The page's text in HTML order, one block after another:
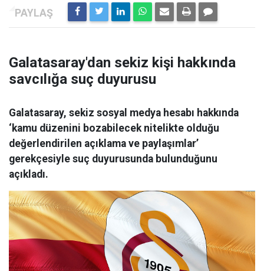
Galatasaray'dan sekiz kişi hakkında
savcılığa suç duyurusu
Galatasaray, sekiz sosyal medya hesabı hakkında
‘kamu düzenini bozabilecek nitelikte olduğu
değerlendirilen açıklama ve paylaşımlar’
gerekçesiyle suç duyurusunda bulunduğunu
açıkladı.